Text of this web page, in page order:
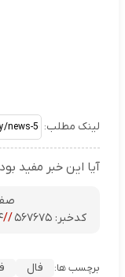
لینک مطلب:
آیا این خبر مفید
کدخبر:۵۶۷۶۷۵ //۲۴
برچسب ها: فال